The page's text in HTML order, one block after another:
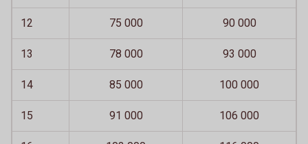
12 75 000 90 000
13 78 000 93 000
14 85 000 100 000
15 91 000 106 000